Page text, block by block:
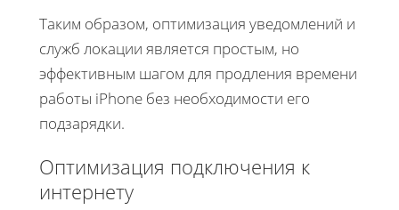
Таким образом, оптимизация уведомлений и
служб локации является простым, но
эффективным шагом для продления времени
работы iPhone без необходимости его
подзарядки.
Оптимизация подключения к
интернету